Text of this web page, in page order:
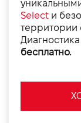
Select и
территории
бесплатно.